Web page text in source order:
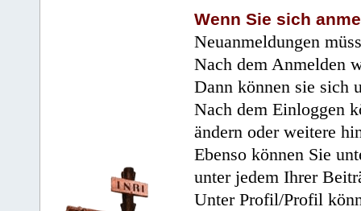
Wenn Sie sich
Neuanmeldungen
Nach dem Anmelden
Dann können sie sich
Nach dem Einloggen
ändern oder weitere
Ebenso können Sie
unter jedem Ihrer
Unter Profil/Profil